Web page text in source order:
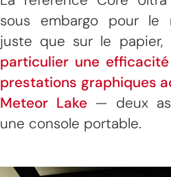
sous embargo pour le
juste que sur le papier,
particulier une
prestations graphiques
Meteor Lake— deux
une console portable.